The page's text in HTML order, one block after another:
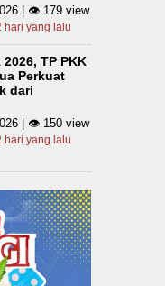
| 👁 179 view
hari yang lalu
TP PKK
Perkuat
dari
| 👁 150 view
hari yang lalu